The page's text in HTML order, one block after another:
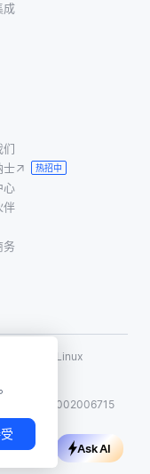
成
们
士
热招中
心
伴
务
目名称为 Linux
有权利
安备31011002006715
Ask AI